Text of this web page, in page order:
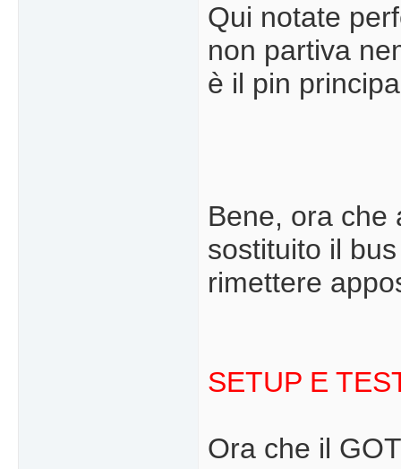
Qui notate
non partiva
è il pin
Bene, ora che
sostituito il
rimettere
SETUP E
Ora che il